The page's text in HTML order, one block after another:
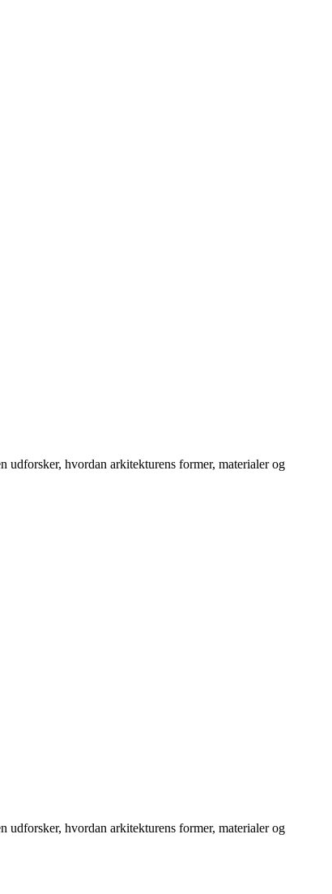
hvordan arkitekturens former, materialer og
hvordan arkitekturens former, materialer og